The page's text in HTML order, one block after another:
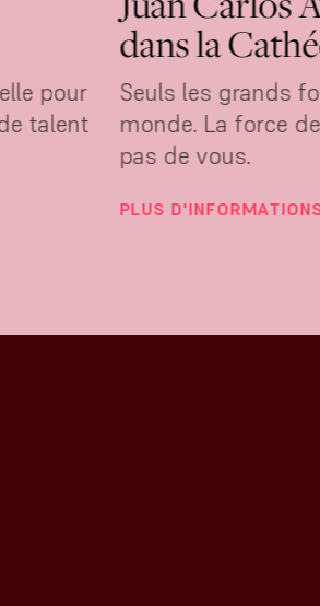
pour
talent
dans la
Seuls les grands
monde. La force
pas de vous.
PLUS